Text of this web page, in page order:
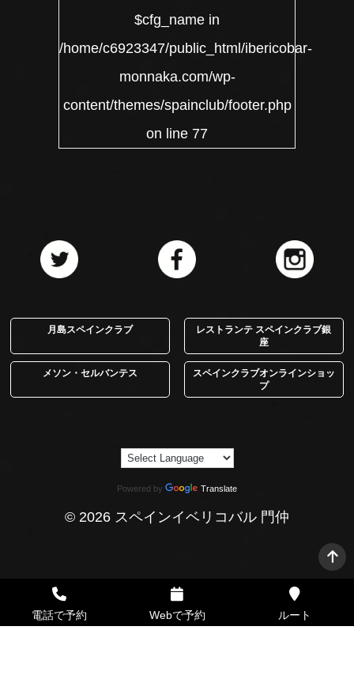
$cfg_name in
/home/c6923347/public_html/ibericobar-
monnaka.com/wp-
content/themes/spainclub/footer.php
on line 77
月島スペインクラブ
レストランテ スペインクラブ銀
座
メソン・セルバンテス
スペインクラブオンラインショッ
プ
Powered by Translate
© 2026 スペインイベリコバル 門仲
電話で予約 Webで予約 ルート